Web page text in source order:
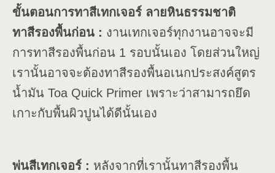
ขั้นตอนการทาสีเทกเจอร์ ลายหินธรรมชาติ
ทาสีรองพื้นก่อน : งานเทกเจอร์ทุกงานอาจจะมี
การทาสีรองพื้นก่อน 1 รอบนั้นเอง โดยส่วนใหญ่
เรานั้นอาจจะต้องทาสีรองพื้นอเนกประสงค์สูตร
น้ำมัน Toa Quick Primer เพราะว่าสามารถยึด
เกาะกับพื้นผิวปูนได้ดีนั้นเอง
พ่นสีเทกเจอร์ : หลังจากที่เรานั้นทาสีรองพื้น